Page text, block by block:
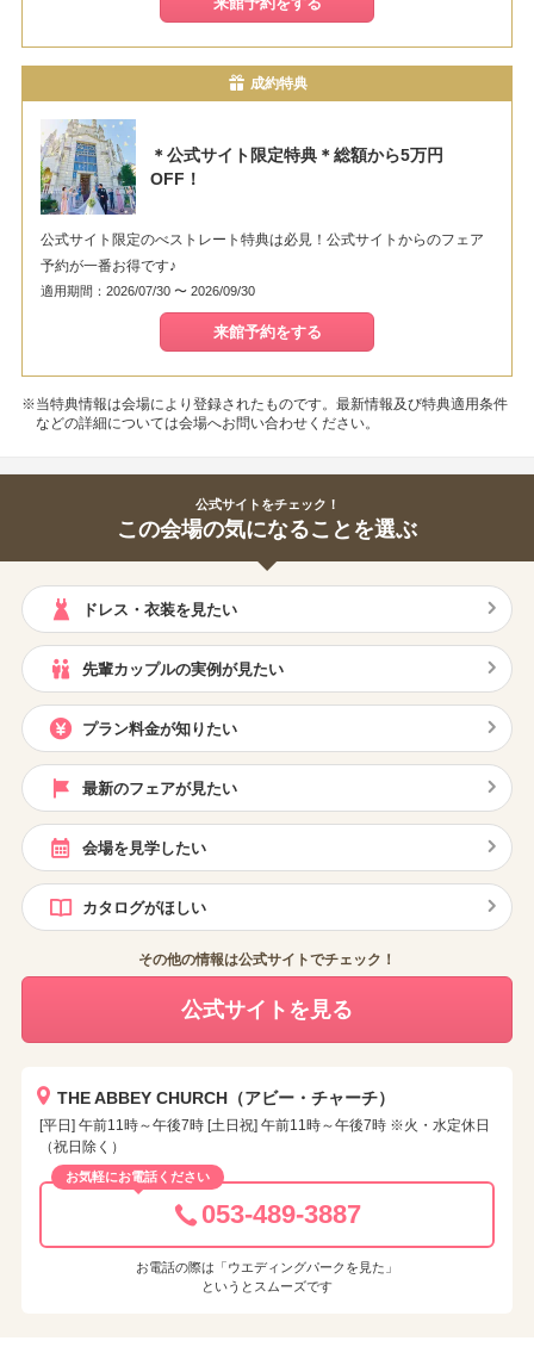
成約特典
＊公式サイト限定特典＊総額から5万円
OFF！
公式サイト限定のべストレート特典は必見！公式サイトからのフェア
予約が一番お得です♪
適用期間：2026/07/30 〜 2026/09/30
来館予約をする
※当特典情報は会場により登録されたものです。最新情報及び特典適用条件
などの詳細については会場へお問い合わせください。
公式サイトをチェック！
この会場の気になることを選ぶ
ドレス・衣装を見たい
先輩カップルの実例が見たい
プラン料金が知りたい
最新のフェアが見たい
会場を見学したい
カタログがほしい
その他の情報は公式サイトでチェック！
公式サイトを見る
THE ABBEY CHURCH（アビー・チャーチ）
[平日] 午前11時～午後7時 [土日祝] 午前11時～午後7時 ※火・水定休日
（祝日除く）
お気軽にお電話ください
053-489-3887
お電話の際は「ウエディングパークを見た」
というとスムーズです